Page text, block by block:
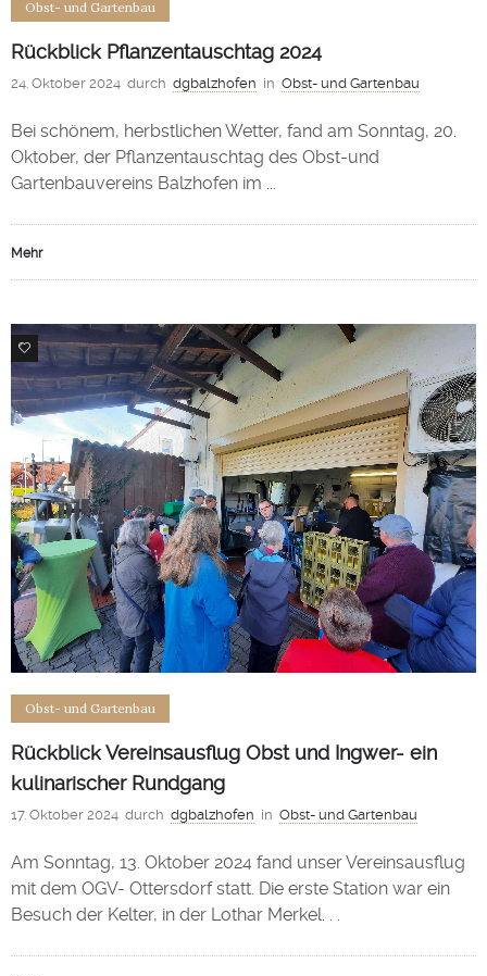
Obst- und Gartenbau
Rückblick Pflanzentauschtag 2024
24. Oktober 2024 durch dgbalzhofen in Obst- und Gartenbau
Bei schönem, herbstlichen Wetter, fand am Sonntag, 20.
Oktober, der Pflanzentauschtag des Obst-und
Gartenbauvereins Balzhofen im ...
Mehr
0
Obst- und Gartenbau
Rückblick Vereinsausflug Obst und Ingwer- ein
kulinarischer Rundgang
17. Oktober 2024 durch dgbalzhofen in Obst- und Gartenbau
Am Sonntag, 13. Oktober 2024 fand unser Vereinsausflug
mit dem OGV- Ottersdorf statt. Die erste Station war ein
Besuch der Kelter, in der Lothar Merkel. . .